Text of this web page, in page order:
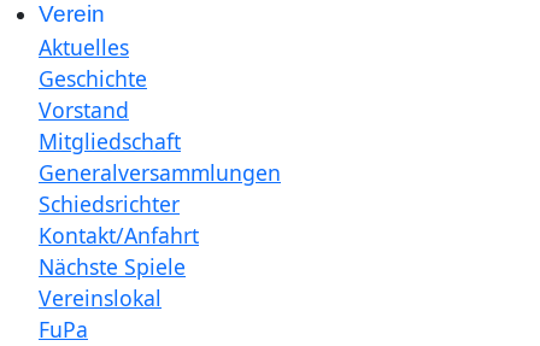
Verein
Aktuelles
Geschichte
Vorstand
Mitgliedschaft
Generalversammlungen
Schiedsrichter
Kontakt/Anfahrt
Nächste Spiele
Vereinslokal
FuPa